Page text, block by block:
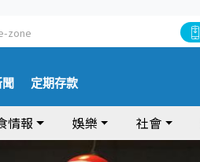
zone
定期存款
情報 娛樂 社會